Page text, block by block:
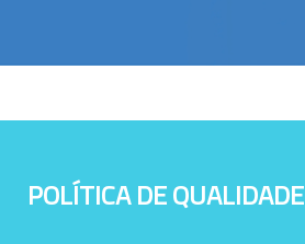
POLÍTICA DE QUALIDADE